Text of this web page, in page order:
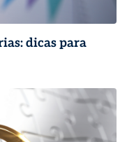
dicas para